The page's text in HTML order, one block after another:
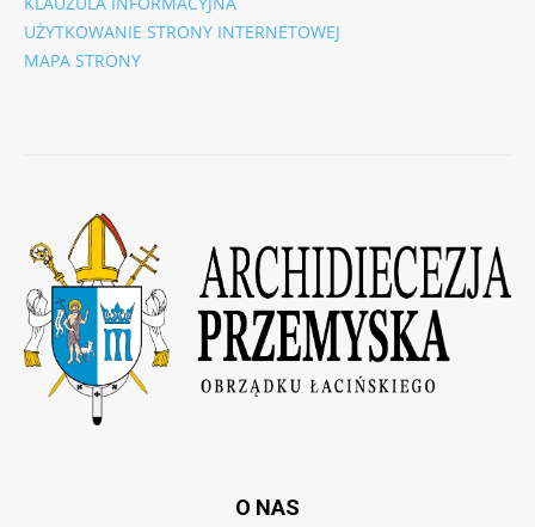
UŻYTKOWANIE STRONY INTERNETOWEJ
MAPA STRONY
O NAS